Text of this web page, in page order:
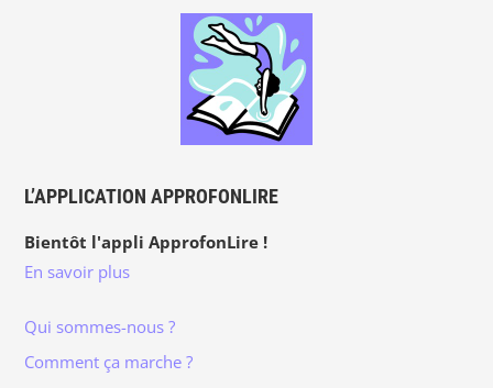
L’APPLICATION APPROFONLIRE
Bientôt l'appli ApprofonLire !
En savoir plus
Qui sommes-nous ?
Comment ça marche ?